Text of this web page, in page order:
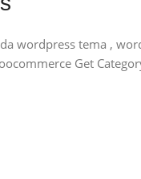
wordpress tema ,
Get